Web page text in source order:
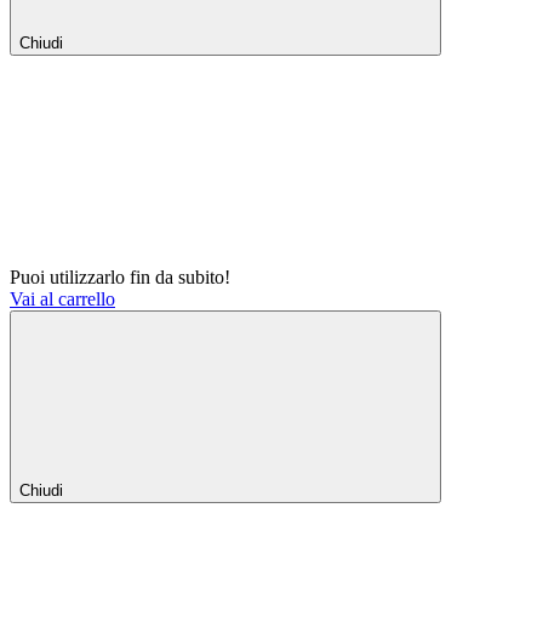
Chiudi
Puoi utilizzarlo fin da subito!
Vai al carrello
Chiudi